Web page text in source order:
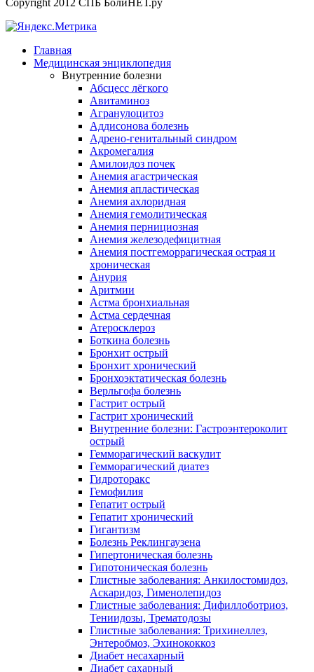
Copyright 2012 СПБ БолиНЕТ.ру
Главная
Медицинская энциклопедия
Внутренние болезни
Абсцесс лёгкого
Авитаминоз
Агранулоцитоз
Аддисонова болезнь
Адрено-генитальный синдром
Акромегалия
Амилоидоз почек
Анемия агастрическая
Анемия апластическая
Анемия ахлоридная
Анемия гемолитическая
Анемия пернициозная
Анемия железодефицитная
Анемия постгеморрагическая острая и
хроническая
Анурия
Аритмии
Астма бронхиальная
Астма сердечная
Атеросклероз
Боткина болезнь
Бронхит острый
Бронхит хронический
Бронхоэктатическая болезнь
Верльгофа болезнь
Гастрит острый
Гастрит хронический
Внутренние болезни: Гастроэнтероколит
острый
Гемморагический васкулит
Гемморагический диатез
Гидроторакс
Гемофилия
Гепатит острый
Гепатит хронический
Гигантизм
Болезнь Реклингаузена
Гипертоническая болезнь
Гипотоническая болезнь
Глистные заболевания: Анкилостомидоз,
Аскаридоз, Гименолепидоз
Глистные заболевания: Дифиллоботриоз,
Тениидозы, Трематодозы
Глистные заболевания: Трихинеллез,
Энтеробмоз, Эхинококкоз
Диабет несахарный
Диабет сахарный